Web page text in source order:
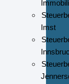
Imst